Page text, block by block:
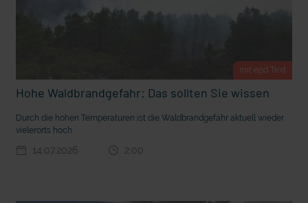
Ostern erleben wie vor 2000 Jahren in Jerusalem
mit epd Text
Hohe Waldbrandgefahr: Das sollten Sie wissen
Durch die hohen Temperaturen ist die Waldbrandgefahr aktuell wieder
vielerorts hoch.
14.07.2026 2:00